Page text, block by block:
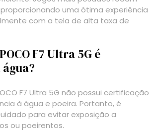
uma ótima experiência
com a tela de alta taxa de
F7 Ultra 5G é
F7 Ultra 5G não possui certificação
à água e poeira. Portanto, é
para evitar exposição a
ou poeirentos.